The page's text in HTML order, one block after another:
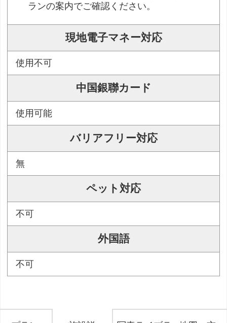
ランの案内でご確認ください。
現地電子マネー対応
使用不可
中国銀聯カード
使用可能
バリアフリー対応
無
ペット対応
不可
外国語
不可